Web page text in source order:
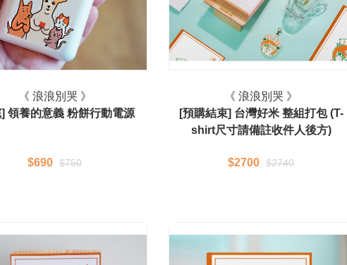
《 浪浪別哭 》
領養的意義 粉餅行動電源
$690 $750
《 浪浪別哭 》
[預購結束] 台灣好米 整組打包 (T-
shirt尺寸請備註收件人後方)
$2700 $2740